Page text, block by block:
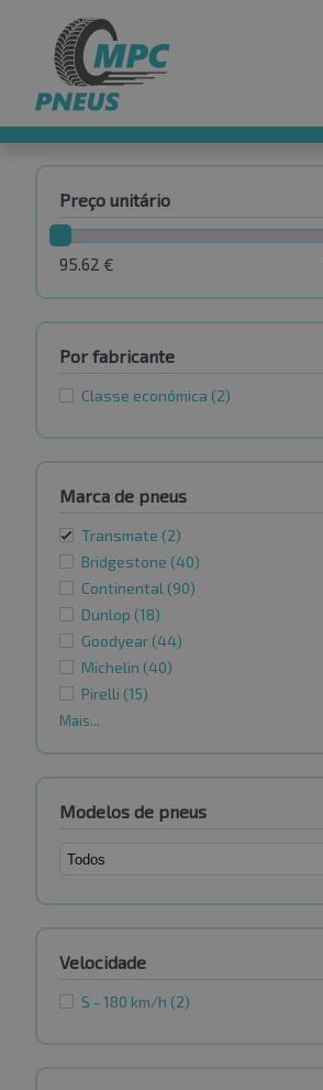
Preço unitário
95.62 €
Por fabricante
Classe económica (2)
Marca de pneus
Transmate (2)
Bridgestone (40)
Continental (90)
Dunlop (18)
Goodyear (44)
Michelin (40)
Pirelli (15)
Mais...
Modelos de pneus
Velocidade
S - 180 km/h (2)